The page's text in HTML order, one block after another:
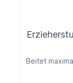
Beitet